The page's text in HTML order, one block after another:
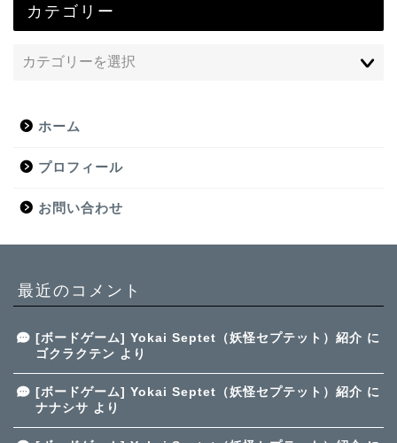
カテゴリー
ホーム
プロフィール
お問い合わせ
最近のコメント
[ボードゲーム] Yokai Septet（妖怪セプテット）紹介 に
ゴクラクテン より
[ボードゲーム] Yokai Septet（妖怪セプテット）紹介 に
ナナシサ より